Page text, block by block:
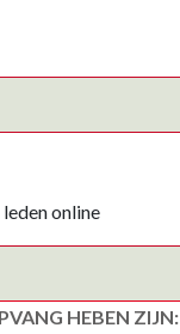
online
HEBEN ZIJN: